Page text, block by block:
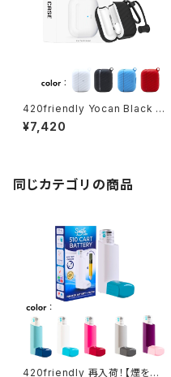
420friendly Yocan Black C
ase Cartridge Battery - ケ
ース カートリッジバッテリー
¥7,420
同じカテゴリの商品
420friendly 再入荷！【煙を抑